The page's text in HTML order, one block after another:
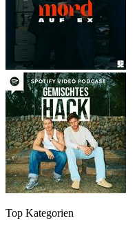
Top Kategorien